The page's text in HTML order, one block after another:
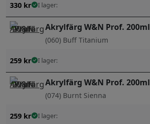
330 kr I lager:
Akrylfärg W&N Prof. 200ml
(060) Buff Titanium
259 kr I lager:
Akrylfärg W&N Prof. 200ml
(074) Burnt Sienna
259 kr I lager: